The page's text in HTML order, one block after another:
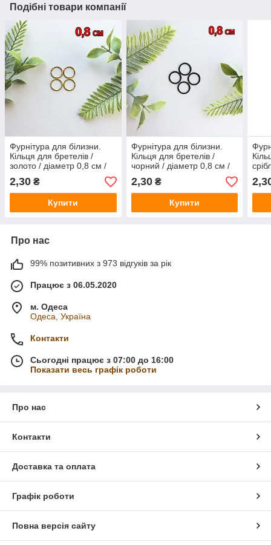
Подібні товари компанії
Фурнітура для білизни.
Кільця для бретелів /
золото / діаметр 0,8 см /
замовлення від 1 штуки
2,30 ₴
Купити
Фурнітура для білизни.
Кільця для бретелів /
чорний / діаметр 0,8 см /
замовлення від 1 штуки
2,30₴
Купити
Про нас
99% позитивних з 973 відгуків за рік
Працює з 06.05.2020
м. Одеса
Одеса, Україна
Контакти
Сьогодні працює з 07:00 до 16:00
Показати весь графік роботи
Про нас
Контакти
Доставка та оплата
Графік роботи
Повна версія сайту